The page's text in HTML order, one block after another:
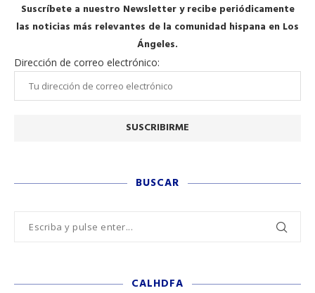
Suscríbete a nuestro Newsletter y recibe periódicamente
las noticias más relevantes de la comunidad hispana en Los
Ángeles.
Dirección de correo electrónico:
BUSCAR
CALHDFA